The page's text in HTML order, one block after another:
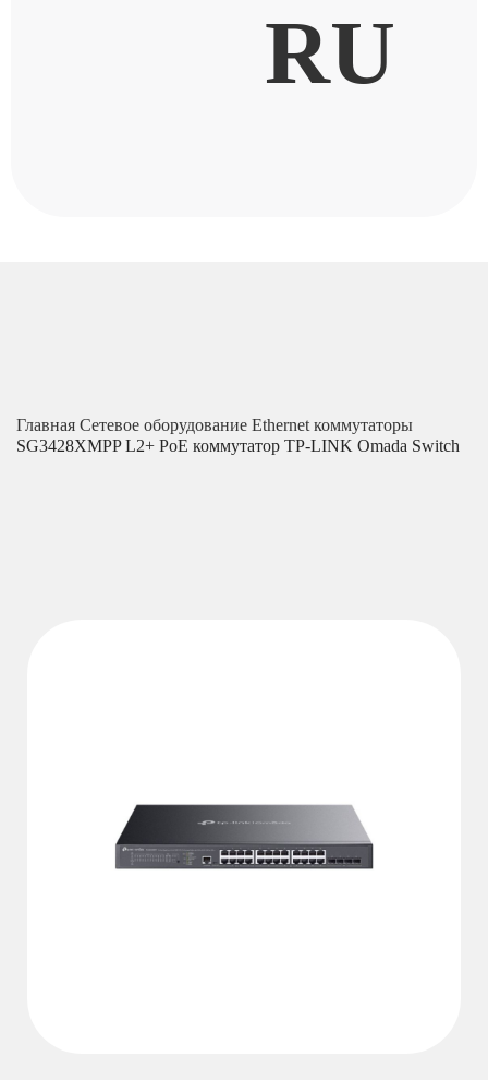
RU
Главная Сетевое оборудование Ethernet коммутаторы
SG3428XMPP L2+ PoE коммутатор TP-LINK Omada Switch